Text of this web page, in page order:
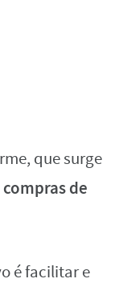
que surge
de
é facilitar e